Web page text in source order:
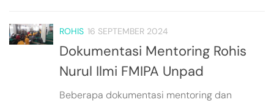
ROHIS 16 SEPTEMBER 2024
Dokumentasi Mentoring Rohis
Nurul Ilmi FMIPA Unpad
Beberapa dokumentasi mentoring dan